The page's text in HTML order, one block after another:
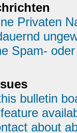
Privaten
Spam-
bulletin
about